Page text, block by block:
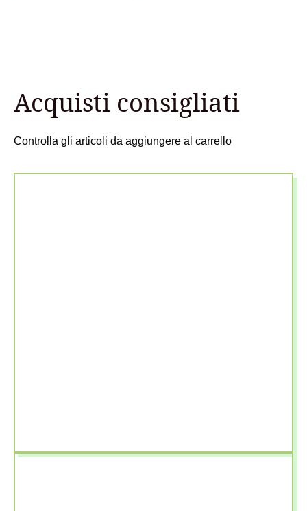
Acquisti consigliati
Controlla gli articoli da aggiungere al carrello